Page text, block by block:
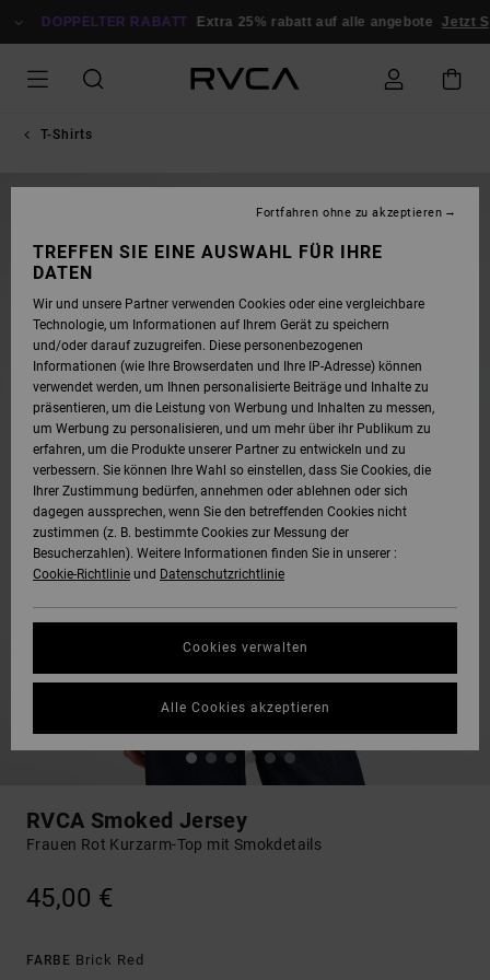
ZUR
DOPPELTER RABATT Extra 25% rabatt auf alle angebote Jetzt
T-Shirts
RVCA Smoked Jersey
Frauen Rot Kurzarm-Top mit Smokdetails
45,00 €
FARBE Brick Red
TREFFEN SIE EINE AUSWAHL FÜR IHRE
DATEN
Wir und unsere Partner verwenden Cookies oder eine vergleichbare
Technologie, um Informationen auf Ihrem Gerät zu speichern
und/oder darauf zuzugreifen. Diese personenbezogenen
Informationen (wie Ihre Browserdaten und Ihre IP-Adresse) können
verwendet werden, um Ihnen personalisierte Beiträge und Inhalte zu
präsentieren, um die Leistung von Werbung und Inhalten zu messen,
um Werbung zu personalisieren, und um mehr über ihr Publikum zu
erfahren, um die Produkte unserer Partner zu entwickeln und zu
verbessern. Sie können Ihre Wahl so einstellen, dass Sie Cookies, die
Ihrer Zustimmung bedürfen, annehmen oder ablehnen oder sich
dagegen aussprechen, wenn Sie den betreffenden Cookies nicht
zustimmen (z. B. bestimmte Cookies zur Messung der
Besucherzahlen). Weitere Informationen finden Sie in unserer :
Cookie-Richtlinie und Datenschutzrichtlinie
Cookies verwalten
Fortfahren ohne zu akzeptieren
Alle Cookies akzeptieren